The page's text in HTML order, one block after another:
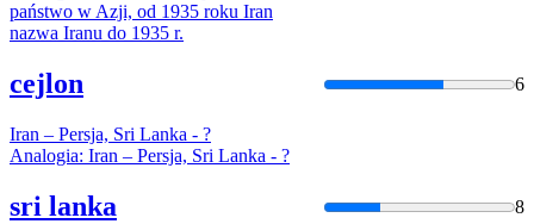
państwo w Azji, od 1935 roku Iran
nazwa Iranu do 1935 r.
cejlon 6
Iran – Persja, Sri Lanka - ?
Analogia: Iran – Persja, Sri Lanka - ?
sri lanka 8